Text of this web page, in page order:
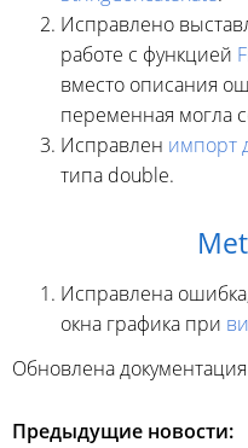
Исправлено
работе с функцией
вместо описания
переменная могла
Исправлен импорт
типа double.
Исправлена
окна графика при
Обновлена документация
Предыдущие новости: